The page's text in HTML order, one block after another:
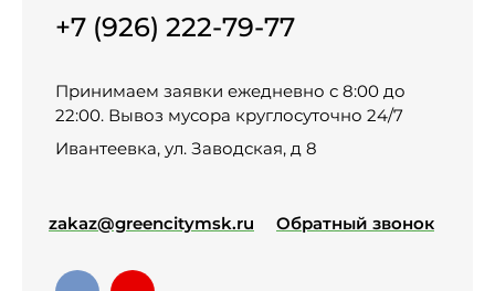
+7 (926) 222-79-77
Принимаем заявки ежедневно с 8:00 до
22:00. Вывоз мусора круглосуточно 24/7
Ивантеевка, ул. Заводская, д 8
zakaz@greencitymsk.ru Обратный звонок